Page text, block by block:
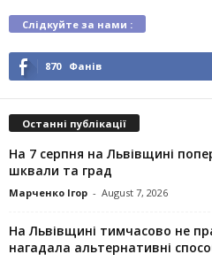
Слідкуйте за нами :
870 Фанів
Останні публікації
На 7 серпня на Львівщині
шквали та град
Марченко Ігор - August 7, 2026
На Львівщині тимчасово не
нагадала альтернативні